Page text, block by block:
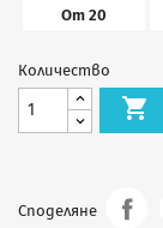
От 20
Количество

Споделяне